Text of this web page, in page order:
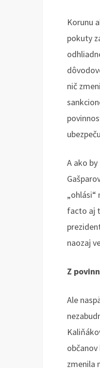
Korunu
pokuty
nič
A ako
„ohlási“
facto aj
naozaj
Z
Ale
zmenila